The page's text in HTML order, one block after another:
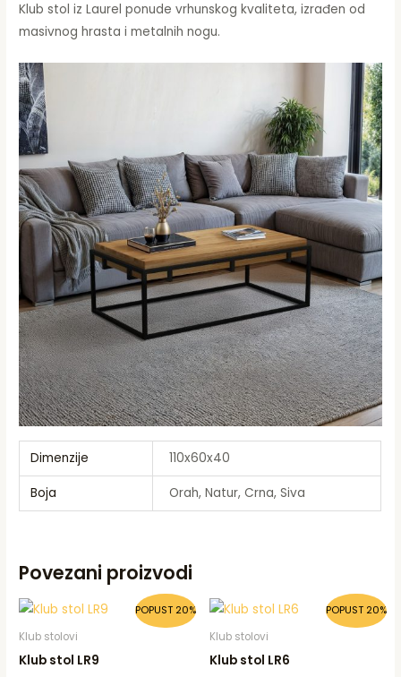
Klub stol iz Laurel ponude vrhunskog kvaliteta, izrađen od
masivnog hrasta i metalnih nogu.
Dimenzije 110x60x40
Boja Orah, Natur, Crna, Siva
Povezani proizvodi
POPUST 20%
Klub stolovi
Klub stol LR9
Original
was:
Current
price
POPUST 20%
Klub stolovi
Klub stol LR6
Original
Current
price